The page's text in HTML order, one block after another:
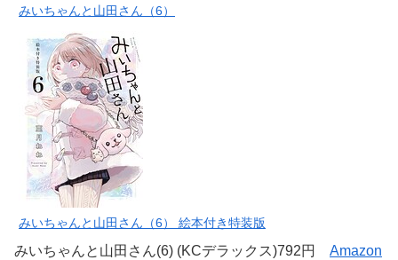
みいちゃんと山田さん（6）
みいちゃんと山田さん（6） 絵本付き特装版
みいちゃんと山田さん(6) (KCデラックス)792円 Amazon